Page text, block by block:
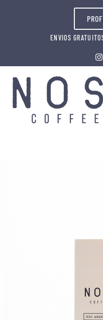
ENVIOS